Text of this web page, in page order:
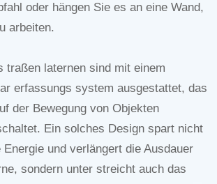
oder hängen Sie es an eine Wand,
arbeiten.
traßen laternen sind mit einem
erfassungs system ausgestattet, das
der Bewegung von Objekten
Ein solches Design spart nicht
und verlängert die Ausdauer
sondern unter streicht auch das